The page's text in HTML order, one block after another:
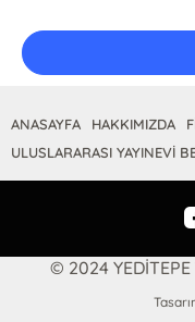
ANASAYFA HAKKIMIZDA
ULUSLARARASI YAYINEVİ
© 2024 YEDİTEPE